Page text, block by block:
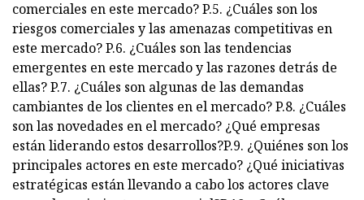
comerciales en este mercado? P.5. ¿Cuáles son los
riesgos comerciales y las amenazas competitivas en
este mercado? P.6. ¿Cuáles son las tendencias
emergentes en este mercado y las razones detrás de
ellas? P.7. ¿Cuáles son algunas de las demandas
cambiantes de los clientes en el mercado? P.8. ¿Cuáles
son las novedades en el mercado? ¿Qué empresas
están liderando estos desarrollos?P.9. ¿Quiénes son los
principales actores en este mercado? ¿Qué iniciativas
estratégicas están llevando a cabo los actores clave